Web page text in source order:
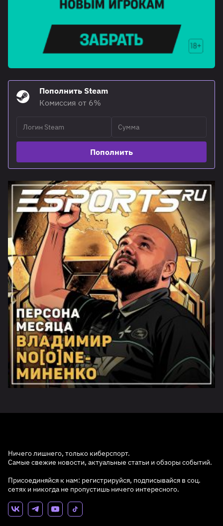
Пополнить Steam
Комиссия от 6%
Пополнить
Ничего лишнего, только киберспорт.
Самые свежие новости, актуальные статьи и обзоры событий.
Присоединяйся к нам: регистрируйся, подписывайся в соц.
сетях и никогда не пропустишь ничего интересного.